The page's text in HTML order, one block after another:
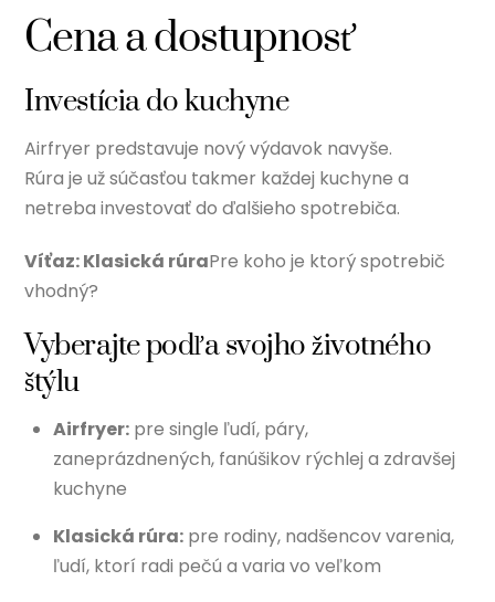
Cena a dostupnosť
Investícia do kuchyne
Airfryer predstavuje nový výdavok navyše.
Rúra je už súčasťou takmer každej kuchyne a
netreba investovať do ďalšieho spotrebiča.
Víťaz: Klasická rúraPre koho je ktorý spotrebič
vhodný?
Vyberajte podľa svojho životného
štýlu
Airfryer: pre single ľudí, páry,
zaneprázdnených, fanúšikov rýchlej a zdravšej
kuchyne
Klasická rúra: pre rodiny, nadšencov varenia,
ľudí, ktorí radi pečú a varia vo veľkom